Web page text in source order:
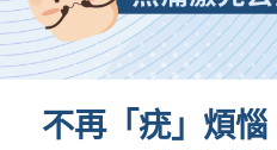
不再「疣」煩